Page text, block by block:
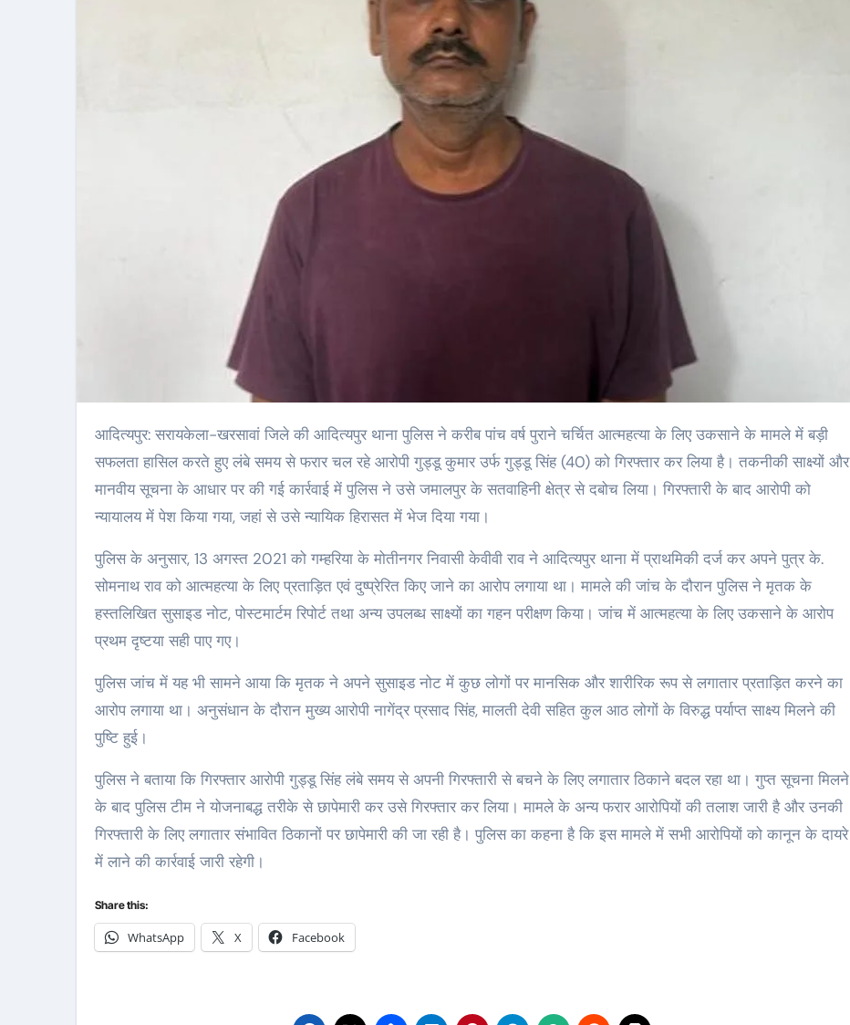
आदित्यपुर: सरायकेला-खरसावां जिले की आदित्यपुर थाना पुलिस ने करीब पांच वर्ष पुराने चर्चित आत्महत्या के लिए उकसाने के मामले में बड़ी
सफलता हासिल करते हुए लंबे समय से फरार चल रहे आरोपी गुड्डू कुमार उर्फ गुड्डू सिंह (40) को गिरफ्तार कर लिया है। तकनीकी साक्ष्यों और
मानवीय सूचना के आधार पर की गई कार्रवाई में पुलिस ने उसे जमालपुर के सतवाहिनी क्षेत्र से दबोच लिया। गिरफ्तारी के बाद आरोपी को
न्यायालय में पेश किया गया, जहां से उसे न्यायिक हिरासत में भेज दिया गया।
पुलिस के अनुसार, 13 अगस्त 2021 को गम्हरिया के मोतीनगर निवासी केवीवी राव ने आदित्यपुर थाना में प्राथमिकी दर्ज कर अपने पुत्र के.
सोमनाथ राव को आत्महत्या के लिए प्रताड़ित एवं दुष्प्रेरित किए जाने का आरोप लगाया था। मामले की जांच के दौरान पुलिस ने मृतक के
हस्तलिखित सुसाइड नोट, पोस्टमार्टम रिपोर्ट तथा अन्य उपलब्ध साक्ष्यों का गहन परीक्षण किया। जांच में आत्महत्या के लिए उकसाने के आरोप
प्रथम दृष्टया सही पाए गए।
पुलिस जांच में यह भी सामने आया कि मृतक ने अपने सुसाइड नोट में कुछ लोगों पर मानसिक और शारीरिक रूप से लगातार प्रताड़ित करने का
आरोप लगाया था। अनुसंधान के दौरान मुख्य आरोपी नागेंद्र प्रसाद सिंह, मालती देवी सहित कुल आठ लोगों के विरुद्ध पर्याप्त साक्ष्य मिलने की
पुष्टि हुई।
पुलिस ने बताया कि गिरफ्तार आरोपी गुड्डू सिंह लंबे समय से अपनी गिरफ्तारी से बचने के लिए लगातार ठिकाने बदल रहा था। गुप्त सूचना मिलने
के बाद पुलिस टीम ने योजनाबद्ध तरीके से छापेमारी कर उसे गिरफ्तार कर लिया। मामले के अन्य फरार आरोपियों की तलाश जारी है और उनकी
गिरफ्तारी के लिए लगातार संभावित ठिकानों पर छापेमारी की जा रही है। पुलिस का कहना है कि इस मामले में सभी आरोपियों को कानून के दायरे
में लाने की कार्रवाई जारी रहेगी।
Share this:
WhatsApp X Facebook